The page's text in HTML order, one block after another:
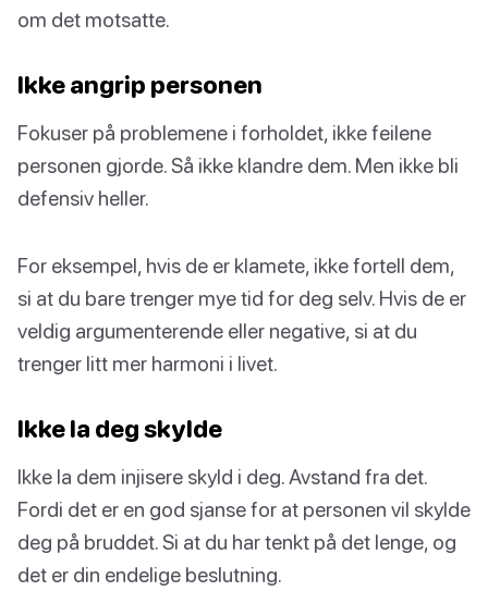
om det motsatte.
Ikke angrip personen
Fokuser på problemene i forholdet, ikke feilene
personen gjorde. Så ikke klandre dem. Men ikke bli
defensiv heller.
For eksempel, hvis de er klamete, ikke fortell dem,
si at du bare trenger mye tid for deg selv. Hvis de er
veldig argumenterende eller negative, si at du
trenger litt mer harmoni i livet.
Ikke la deg skylde
Ikke la dem injisere skyld i deg. Avstand fra det.
Fordi det er en god sjanse for at personen vil skylde
deg på bruddet. Si at du har tenkt på det lenge, og
det er din endelige beslutning.